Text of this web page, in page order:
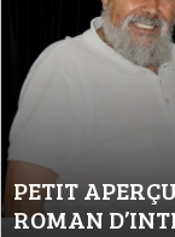
PETIT APERÇU
ROMAN